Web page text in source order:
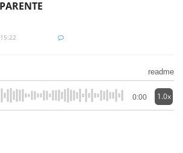
readme
0:00 1.0x